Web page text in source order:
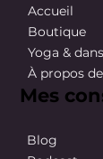
Accueil
Boutique
Yoga &
À propos
Mes
Blog